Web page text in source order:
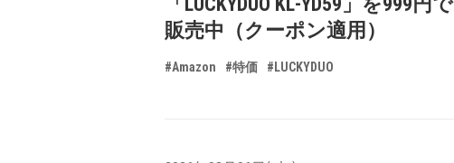
販売中（クーポン適用）
#Amazon #特価 #LUCKYDUO